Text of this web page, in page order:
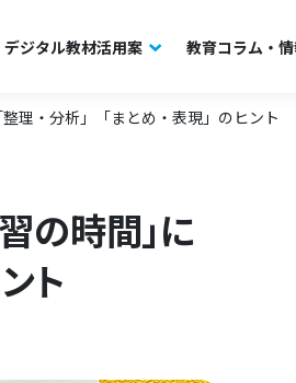
デジタル教材活用案 教育コラム・
理・分析」「まとめ・表現」のヒント
の時間」に
ト